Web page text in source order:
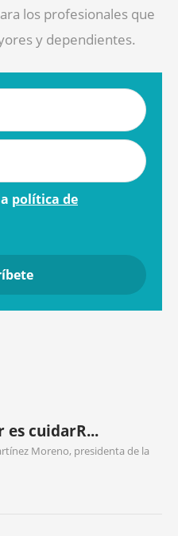
los profesionales que
y dependientes.
política de
es cuidarR...
Moreno, presidenta de la